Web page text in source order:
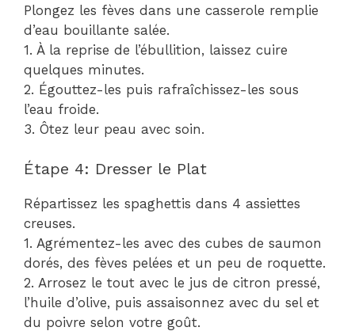
Plongez les fèves dans une casserole remplie
d’eau bouillante salée.
1. À la reprise de l’ébullition, laissez cuire
quelques minutes.
2. Égouttez-les puis rafraîchissez-les sous
l’eau froide.
3. Ôtez leur peau avec soin.
Étape 4: Dresser le Plat
Répartissez les spaghettis dans 4 assiettes
creuses.
1. Agrémentez-les avec des cubes de saumon
dorés, des fèves pelées et un peu de roquette.
2. Arrosez le tout avec le jus de citron pressé,
l’huile d’olive, puis assaisonnez avec du sel et
du poivre selon votre goût.